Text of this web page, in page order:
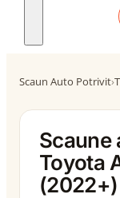
Scaun Auto Potrivit›
Scaune
Toyota
(2022+)